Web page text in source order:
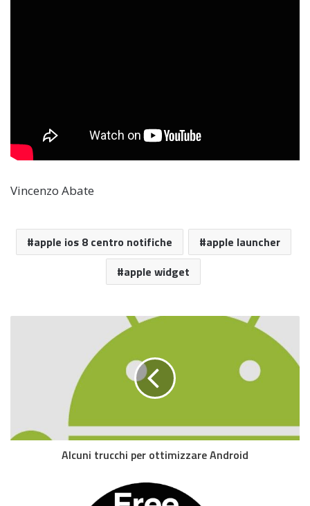
Vincenzo Abate
apple ios 8 centro notifiche
apple launcher
apple widget
Alcuni trucchi per ottimizzare Android